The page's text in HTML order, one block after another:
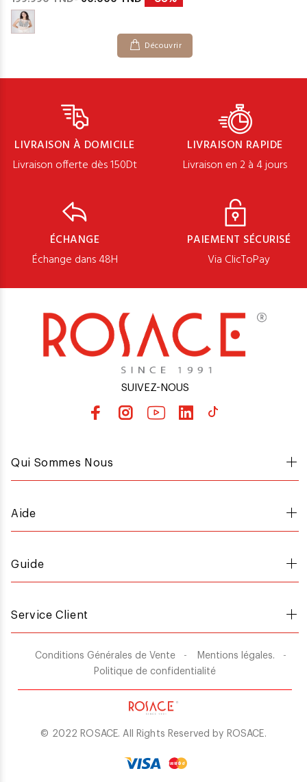
Découvrir
LIVRAISON À DOMICILE
Livraison offerte dès 150Dt
LIVRAISON RAPIDE
Livraison en 2 à 4 jours
ÉCHANGE
Échange dans 48H
PAIEMENT SÉCURISÉ
Via ClicToPay
SUIVEZ-NOUS
Qui Sommes Nous
Aide
Guide
Service Client
Conditions Générales de Vente
Mentions légales.
Politique de confidentialité
© 2022 ROSACE. All Rights Reserved by ROSACE.